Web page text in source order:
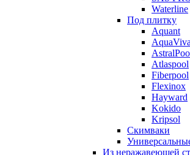
Waterline
Под плитку
Aquant
AquaViva
Atlaspool
Fiberpool
Flexinox
Hayward
Kokido
Kripsol
Скимваки
Из неражавеющей